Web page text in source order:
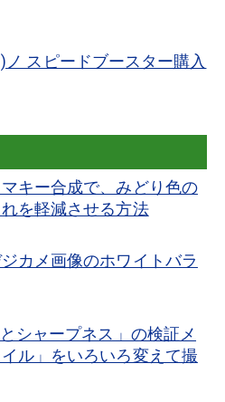
ノ スピードブースター購入
キー合成で、みどり色の
を軽減させる方法
カメ画像のホワイトバラ
シャープネス」の検証メ
ル」をいろいろ変えて撮